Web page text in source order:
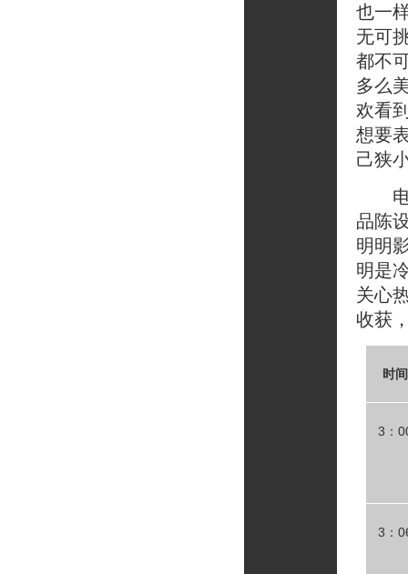
也一
无可
都不
多么
欢看
想要
己狭
电
品陈
明明
明是
关心
收获
时间
3：
3：